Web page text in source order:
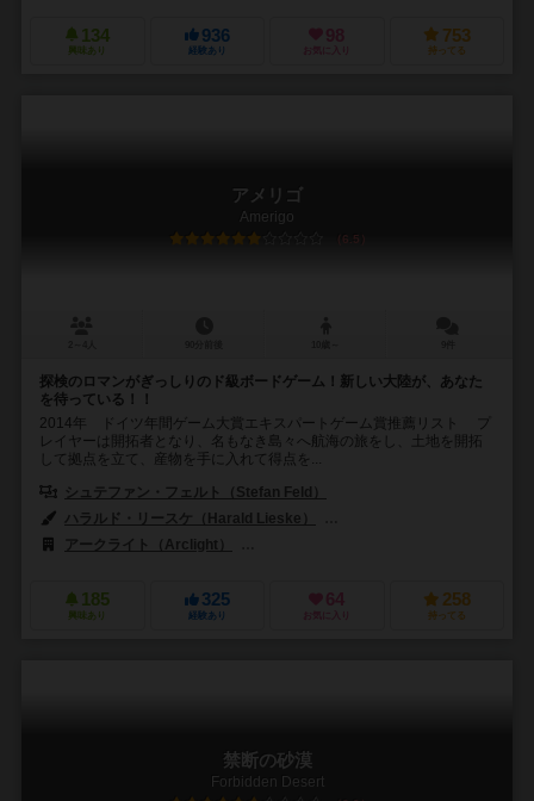
134
興味あり
936
経験あり
98
お気に入り
753
持ってる
アメリゴ
Amerigo
6.5
探検のロマンがぎっしりのド級ボードゲーム！新しい大陸が、あなた
を待っている！！
2014年 ドイツ年間ゲーム大賞エキスパートゲーム賞推薦リスト プ
レイヤーは開拓者となり、名もなき島々へ航海の旅をし、土地を開拓
して拠点を立て、産物を手に入れて得点を...
シュテファン・フェルト（Stefan Feld）
ハラルド・リースケ（Harald Lieske）
アークライト（Arclight）
185
興味あり
325
経験あり
64
お気に入り
258
持ってる
禁断の砂漠
Forbidden Desert